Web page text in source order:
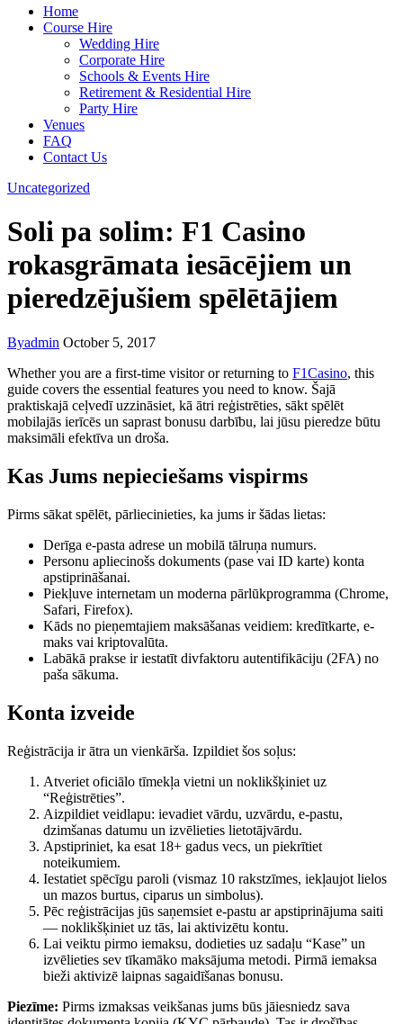
Home
Course Hire
Wedding Hire
Corporate Hire
Schools & Events Hire
Retirement & Residential Hire
Party Hire
Venues
FAQ
Contact Us
Uncategorized
Soli pa solim: F1 Casino
rokasgrāmata iesācējiem un
pieredzējušiem spēlētājiem
Byadmin October 5, 2017
Whether you are a first-time visitor or returning to F1Casino, this
guide covers the essential features you need to know. Šajā
praktiskajā ceļvedī uzzināsiet, kā ātri reģistrēties, sākt spēlēt
mobilajās ierīcēs un saprast bonusu darbību, lai jūsu pieredze būtu
maksimāli efektīva un droša.
Kas Jums nepieciešams vispirms
Pirms sākat spēlēt, pārliecinieties, ka jums ir šādas lietas:
Derīga e-pasta adrese un mobilā tālruņa numurs.
Personu apliecinošs dokuments (pase vai ID karte) konta
apstiprināšanai.
Piekļuve internetam un moderna pārlūkprogramma (Chrome,
Safari, Firefox).
Kāds no pieņemtajiem maksāšanas veidiem: kredītkarte, e-
maks vai kriptovalūta.
Labākā prakse ir iestatīt divfaktoru autentifikāciju (2FA) no
paša sākuma.
Konta izveide
Reģistrācija ir ātra un vienkārša. Izpildiet šos soļus:
Atveriet oficiālo tīmekļa vietni un noklikšķiniet uz
“Reģistrēties”.
Aizpildiet veidlapu: ievadiet vārdu, uzvārdu, e-pastu,
dzimšanas datumu un izvēlieties lietotājvārdu.
Apstipriniet, ka esat 18+ gadus vecs, un piekrītiet
noteikumiem.
Iestatiet spēcīgu paroli (vismaz 10 rakstzīmes, iekļaujot lielos
un mazos burtus, ciparus un simbolus).
Pēc reģistrācijas jūs saņemsiet e-pastu ar apstiprinājuma saiti
— noklikšķiniet uz tās, lai aktivizētu kontu.
Lai veiktu pirmo iemaksu, dodieties uz sadaļu “Kase” un
izvēlieties sev tīkamāko maksājuma metodi. Pirmā iemaksa
bieži aktivizē laipnas sagaidīšanas bonusu.
Piezīme: Pirms izmaksas veikšanas jums būs jāiesniedz sava